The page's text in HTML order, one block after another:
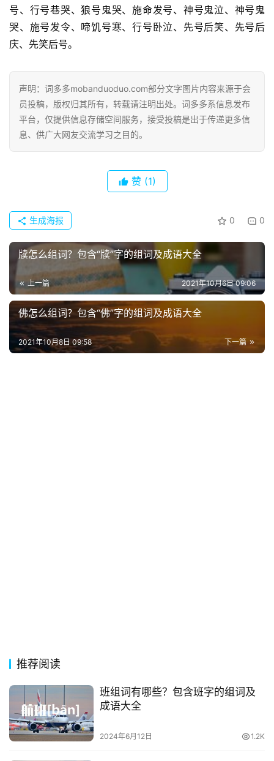
络
热
电
影
词
语
号、行号巷哭、狼号鬼哭、施命发号、神号鬼泣、神号鬼
哭、施号发令、啼饥号寒、行号卧泣、先号后笑、先号后
庆、先笑后号。
声明：词多多mobanduoduo.com部分文字图片内容来源于会
员投稿，版权归其所有，转载请注明出处。词多多系信息发布
平台，仅提供信息存储空间服务，接受投稿是出于传递更多信
息、供广大网友交流学习之目的。
赞 (1)
0 0
生成海报
牍怎么组词？包含“牍”字的组词及成语大全
上一篇 2021年10月6日 09:06
佛怎么组词？包含“佛”字的组词及成语大全
下一篇
2021年10月8日 09:58
推荐阅读
班组词有哪些？包含班字的组词及
成语大全
2024年6月12日 1.2K